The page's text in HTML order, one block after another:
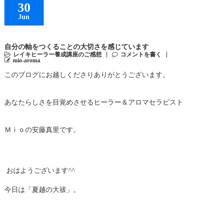
30
Jun
自分の軸をつくることの大切さを感じています
レイキヒーラー養成講座のご感想
コメントを書く
mio-aroma
このブログにお越しくださりありがとうございます。
あなたらしさを目覚めさせるヒーラー＆アロマセラピスト
Ｍｉｏの安藤真里です。
おはようございます^^
今日は「夏越の大祓」。